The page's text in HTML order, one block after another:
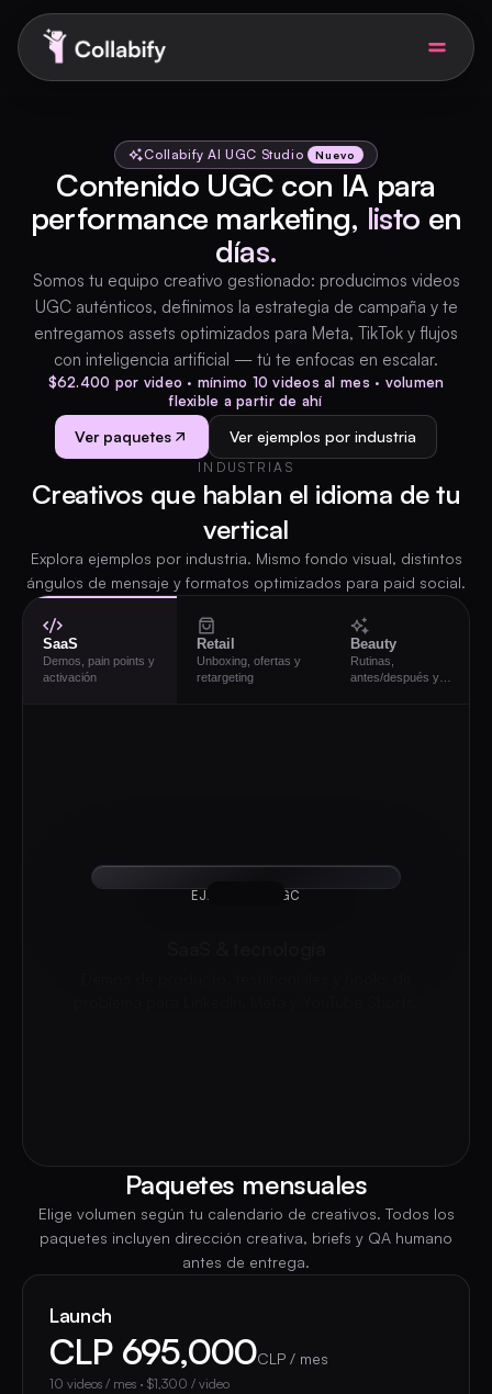
Collabify AI UGC Studio Nuevo
Contenido UGC con IA para
performance marketing, listo en
días.
Somos tu equipo creativo gestionado: producimos videos
UGC auténticos, definimos la estrategia de campaña y te
entregamos assets optimizados para Meta, TikTok y flujos
con inteligencia artificial — tú te enfocas en escalar.
$62.400 por video · mínimo 10 videos al mes · volumen
flexible a partir de ahí
Ver paquetes Ver ejemplos por industria
INDUSTRIAS
Creativos que hablan el idioma de tu
vertical
Explora ejemplos por industria. Mismo fondo visual, distintos
ángulos de mensaje y formatos optimizados para paid social.
SaaS
Demos, pain points y
activación
Retail
Unboxing, ofertas y
retargeting
Beauty
Rutinas,
antes/después y
EJEMPLO AI UGC
Paquetes mensuales
Elige volumen según tu calendario de creativos. Todos los
paquetes incluyen dirección creativa, briefs y QA humano
antes de entrega.
Launch
CLP 695,000CLP / mes
10 videos / mes · $1,300 / video
Soluciones para empresas
Precios
AI UGC Studio Nuevo
Soy creadora
ES Agendar demo